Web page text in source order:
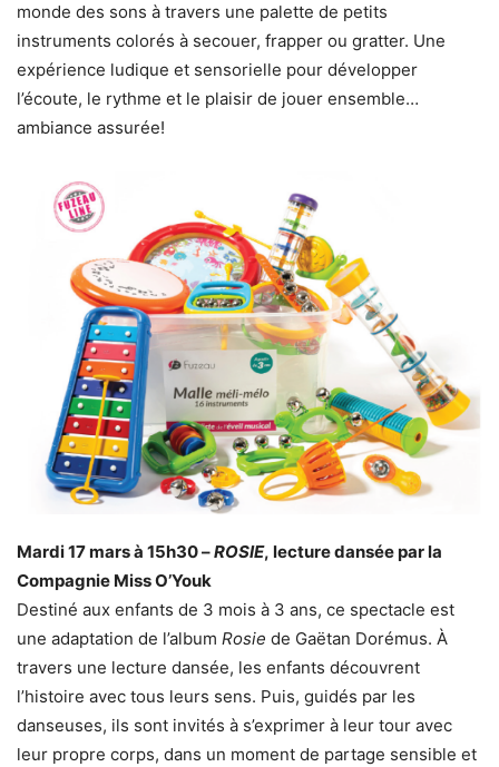
monde des sons à travers une palette de petits
instruments colorés à secouer, frapper ou gratter. Une
expérience ludique et sensorielle pour développer
l’écoute, le rythme et le plaisir de jouer ensemble…
ambiance assurée!
Mardi 17 mars à 15h30 –ROSIE, lecture dansée par la
Compagnie Miss O’Youk
Destiné aux enfants de 3 mois à 3 ans, ce spectacle est
une adaptation de l’album Rosie de Gaëtan Dorémus. À
travers une lecture dansée, les enfants découvrent
l’histoire avec tous leurs sens. Puis, guidés par les
danseuses, ils sont invités à s’exprimer à leur tour avec
leur propre corps, dans un moment de partage sensible et